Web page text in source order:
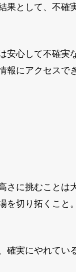
果として、不確
安心して不確実
報にアクセスで
さに挑むことは
を切り拓くこと
実にやれてい